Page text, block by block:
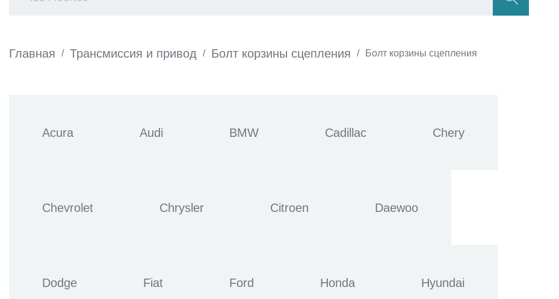
Главная / Трансмиссия и привод / Болт корзины сцепления / Болт корзины сцепления
Acura Audi BMW Cadillac Chery
Chevrolet Chrysler Citroen Daewoo
Dodge Fiat Ford Honda Hyundai